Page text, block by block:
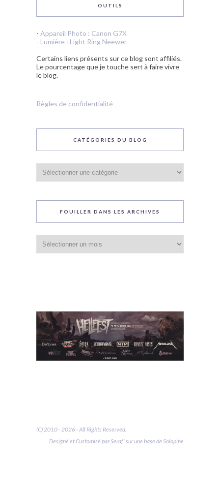
OUTILS
- Appareil Photo : Canon G7X
- Lumière : Light Ring Neewer
Certains liens présents sur ce blog sont affiliés.
Le pourcentage que je touche sert à faire vivre
le blog.
Règles de confidentialité
CATÉGORIES DU BLOG
du
blog
FOUILLER DANS LES ARCHIVES
dans
les
(C) 2010 - 2026 - All Rights Reserved.
Designé et Customisé par Seraf' sur une base de Solopine